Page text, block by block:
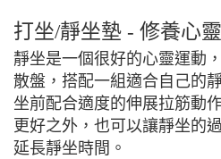
打坐/靜坐墊 - 修養心靈
靜坐是一個很好的心靈運動
散盤，搭配一組適合自己的
坐前配合適度的伸展拉筋動
更好之外，也可以讓靜坐的
延長靜坐時間。